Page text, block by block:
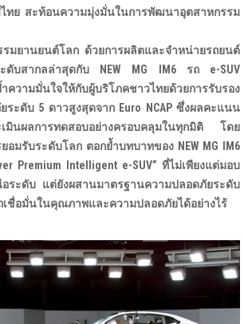
ไทย สะท้อนความมุ่งมั่นในการพัฒนาอุตสาหกรรม
รมยานยนต์โลก ด้วยการผลิตและจำหน่ายรถยนต์
ดับสากลล่าสุดกับ NEW MG IM6 รถ e-SUV
มมั่นใจให้กับผู้บริโภคชาวไทยด้วยการรับรอง
ระดับ 5 ดาวสูงสุดจาก Euro NCAP ซึ่งผลคะแนน
เมินผลการทดสอบอย่างครอบคลุมในทุกมิติ โดย
อมรับระดับโลก ตอกย้ำบทบาทของ NEW MG IM6
Premium Intelligent e-SUV” ที่ไม่เพียงแต่มอบ
อระดับ แต่ยังผสานมาตรฐานความปลอดภัยระดับ
เชื่อมั่นในคุณภาพและความปลอดภัยได้อย่างไร้